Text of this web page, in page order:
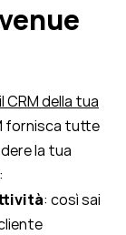
il CRM della tua
fornisca tutte
la tua
: così sai